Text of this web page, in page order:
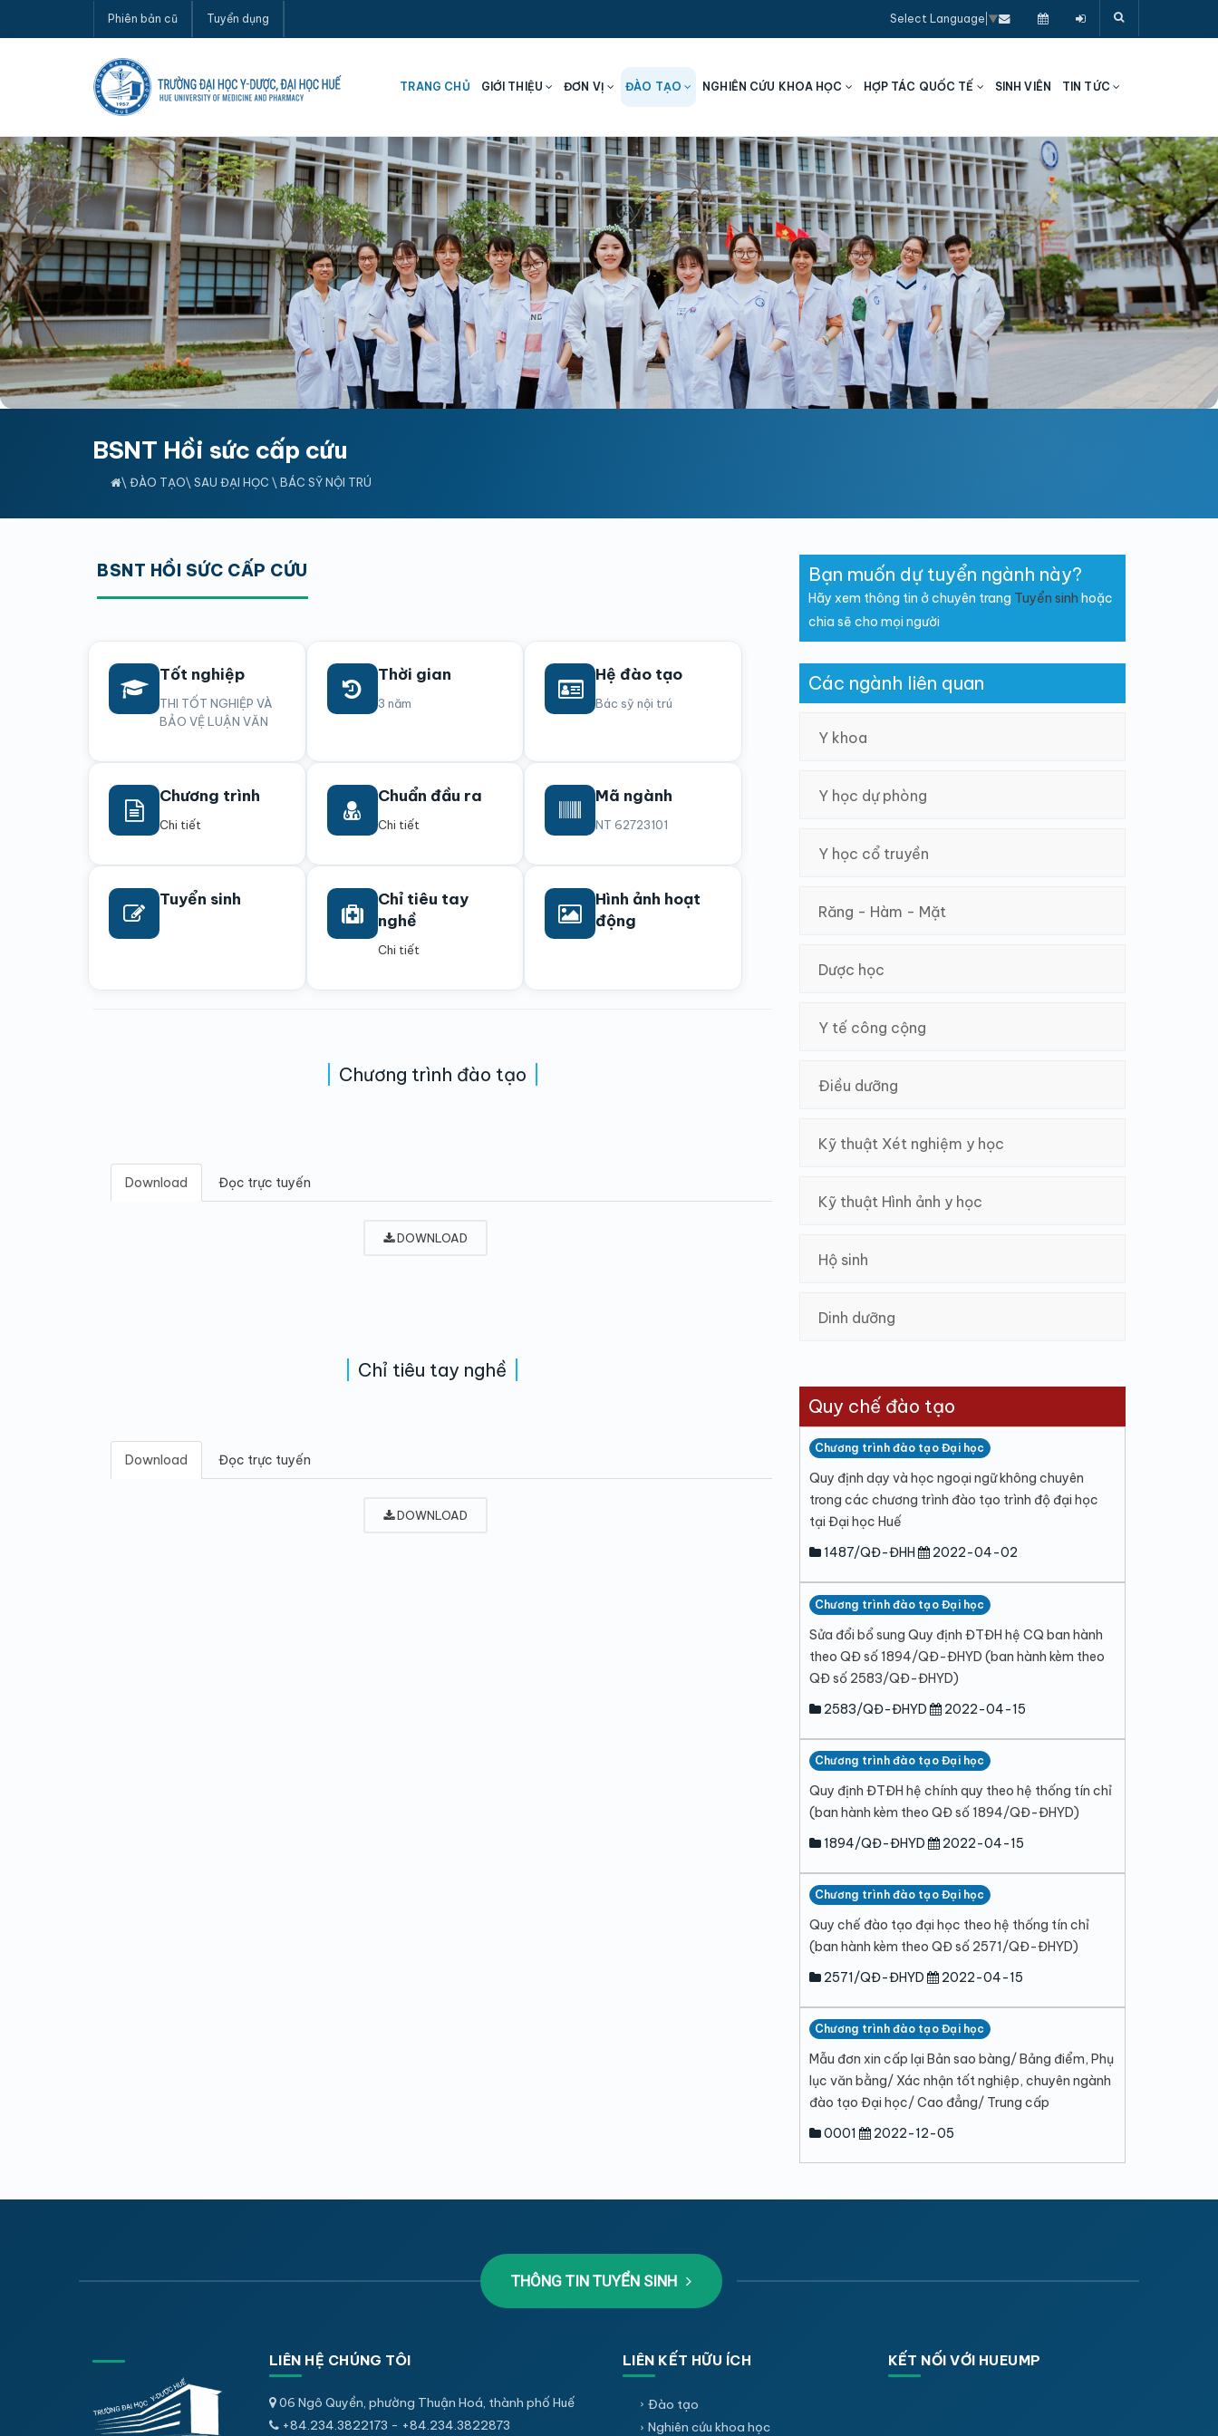
Phiên bản cũ Tuyển dụng Select Language ▼
TRANG CHỦ GIỚI THIỆU ĐƠN VỊ ĐÀO TẠO NGHIÊN CỨU KHOA HỌC HỢP TÁC QUỐC TẾ SINH VIÊN TIN TỨC
BSNT Hồi sức cấp cứu
\ ĐÀO TẠO\ SAU ĐẠI HỌC \ BÁC SỸ NỘI TRÚ
BSNT HỒI SỨC CẤP CỨU
Tốt nghiệp
THI TỐT NGHIỆP VÀ
BẢO VỆ LUẬN VĂN
Thời gian
3 năm
Hệ đào tạo
Bác sỹ nội trú
Chương trình
Chi tiết
Chuẩn đầu ra
Chi tiết
Mã ngành
NT 62723101
Tuyển sinh
Chỉ tiêu tay
nghề
Chi tiết
Hình ảnh hoạt
động
Chương trình đào tạo
Download Đọc trực tuyến
DOWNLOAD
Chỉ tiêu tay nghề
Download Đọc trực tuyến
DOWNLOAD
Bạn muốn dự tuyển ngành này?
Hãy xem thông tin ở chuyên trang Tuyển sinh hoặc
chia sẽ cho mọi người
Các ngành liên quan
Y khoa
Y học dự phòng
Y học cổ truyền
Răng - Hàm - Mặt
Dược học
Y tế công cộng
Điều dưỡng
Kỹ thuật Xét nghiệm y học
Kỹ thuật Hình ảnh y học
Hộ sinh
Dinh dưỡng
Quy chế đào tạo
Chương trình đào tạo Đại học
Quy định dạy và học ngoại ngữ không chuyên
trong các chương trình đào tạo trình độ đại học
tại Đại học Huế
1487/QĐ-ĐHH
2022-04-02
Chương trình đào tạo Đại học
Sửa đổi bổ sung Quy định ĐTĐH hệ CQ ban hành
theo QĐ số 1894/QĐ-ĐHYD (ban hành kèm theo
QĐ số 2583/QĐ-ĐHYD)
2583/QĐ-ĐHYD
2022-04-15
Chương trình đào tạo Đại học
Quy định ĐTĐH hệ chính quy theo hệ thống tín chỉ
(ban hành kèm theo QĐ số 1894/QĐ-ĐHYD)
1894/QĐ-ĐHYD
2022-04-15
Chương trình đào tạo Đại học
Quy chế đào tạo đại học theo hệ thống tín chỉ
(ban hành kèm theo QĐ số 2571/QĐ-ĐHYD)
2571/QĐ-ĐHYD
2022-04-15
Chương trình đào tạo Đại học
Mẫu đơn xin cấp lại Bản sao bàng/ Bảng điểm, Phụ
lục văn bằng/ Xác nhận tốt nghiệp, chuyên ngành
đào tạo Đại học/ Cao đẳng/ Trung cấp
0001
2022-12-05
THÔNG TIN TUYỂN SINH
LIÊN HỆ CHÚNG TÔI
06 Ngô Quyền, phường Thuận Hoá, thành phố Huế
+84.234.3822173 - +84.234.3822873
LIÊN KẾT HỮU ÍCH
Đào tạo
Nghiên cứu khoa học
KẾT NỐI VỚI HUEUMP